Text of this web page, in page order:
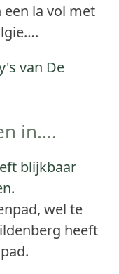
la vol met
in….
wel te
heeft